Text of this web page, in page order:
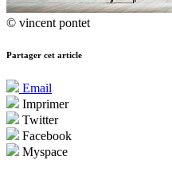
© vincent pontet
Partager cet article
Email
Imprimer
Twitter
Facebook
Myspace